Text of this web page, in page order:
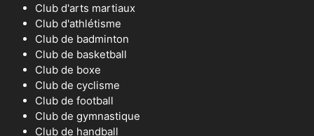
Club d'arts martiaux
Club d'athlétisme
Club de badminton
Club de basketball
Club de boxe
Club de cyclisme
Club de football
Club de gymnastique
Club de handball